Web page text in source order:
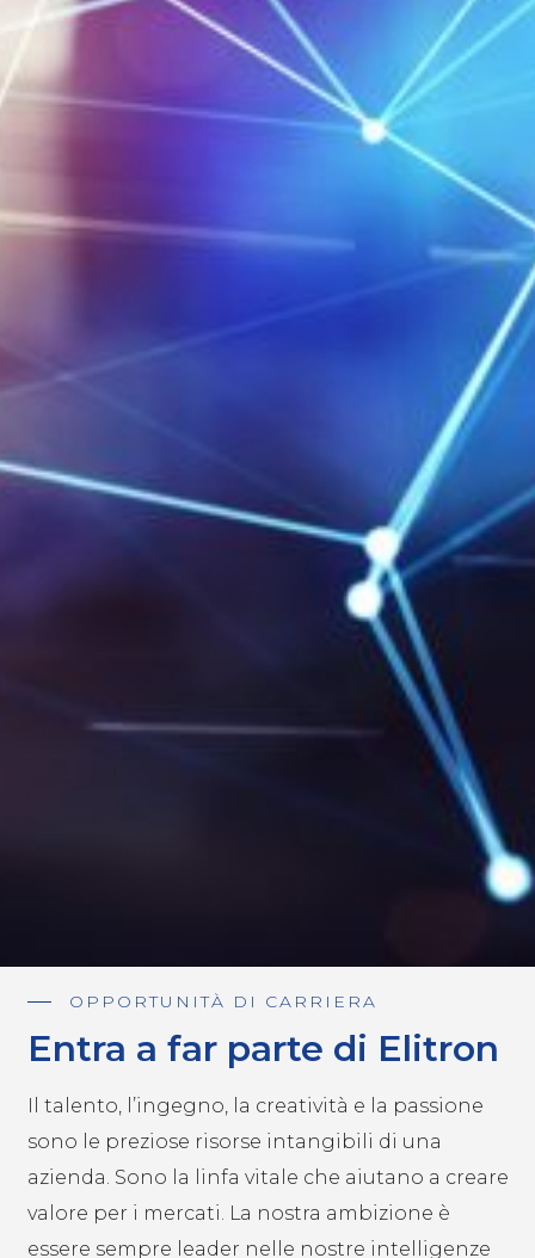
OPPORTUNITÀ DI CARRIERA
Entra a far parte di Elitron
Il talento, l’ingegno, la creatività e la passione
sono le preziose risorse intangibili di una
azienda. Sono la linfa vitale che aiutano a creare
valore per i mercati. La nostra ambizione è
essere sempre leader nelle nostre intelligenze